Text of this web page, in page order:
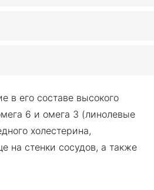
в его составе высокого
6 и омега 3 (линолевые
холестерина,
на стенки сосудов, а также